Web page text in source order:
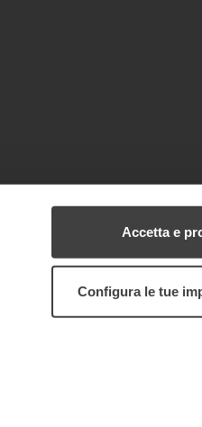
Accetta e
Configura le tue